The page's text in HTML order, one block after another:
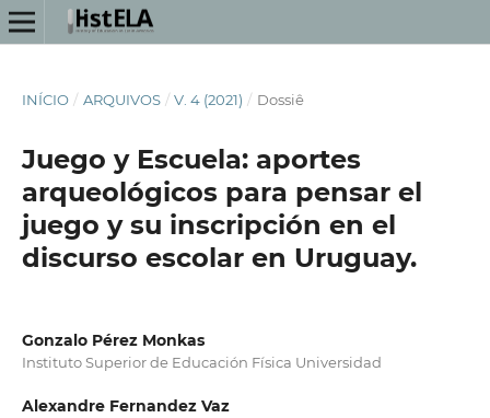
INÍCIO / ARQUIVOS / V. 4 (2021) / Dossiê
Juego y Escuela: aportes
arqueológicos para pensar el
juego y su inscripción en el
discurso escolar en Uruguay.
Gonzalo Pérez Monkas
Instituto Superior de Educación Física Universidad
Alexandre Fernandez Vaz